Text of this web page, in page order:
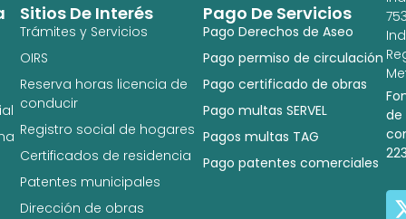
Pago De Servicios
Pago Derechos de Aseo
Pago permiso de circulación
Pago certificado de obras
Pago multas SERVEL
Pagos multas TAG
Pago patentes comerciales
Sitios De Interés
Trámites y Servicios
OIRS
Reserva horas licencia de
conducir
Registro social de hogares
Certificados de residencia
Patentes municipales
Dirección de obras
de